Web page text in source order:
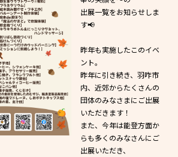
出展一覧をお知らせしま
す📢
昨年も実施したこのイベ
ント。
昨年に引き続き、羽咋市
内、近郊からたくさんの
団体のみなさまにご出展
いただきます！
また、今年は能登方面か
らも多くのみなさんにご
出展いただき、